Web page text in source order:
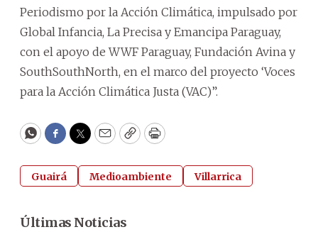
Periodismo por la Acción Climática, impulsado por
Global Infancia, La Precisa y Emancipa Paraguay,
con el apoyo de WWF Paraguay, Fundación Avina y
SouthSouthNorth, en el marco del proyecto ‘Voces
para la Acción Climática Justa (VAC)”.
WhatsApp
Facebook
Twitter
EmailCopyPrint
Guairá Medioambiente Villarrica
Últimas Noticias